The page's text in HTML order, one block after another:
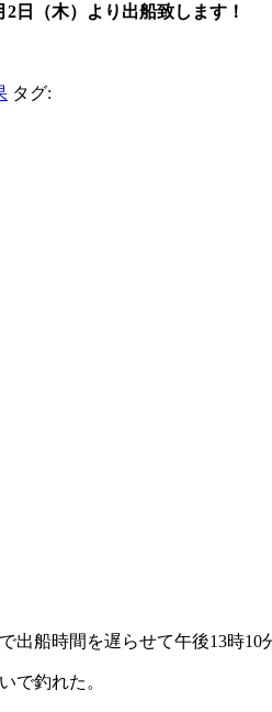
日（木）より出船致します！
タグ:
船時間を遅らせて午後13時10
で釣れた。